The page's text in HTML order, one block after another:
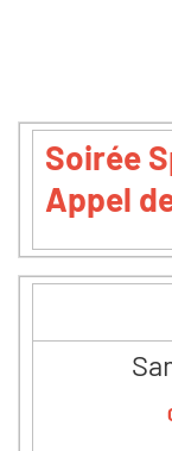
Soirée
Appel